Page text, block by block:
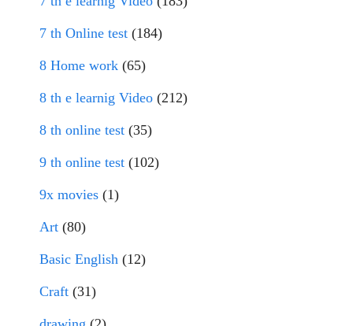
7 th Online test (184)
8 Home work (65)
8 th e learnig Video (212)
8 th online test (35)
9 th online test (102)
9x movies (1)
Art (80)
Basic English (12)
Craft (31)